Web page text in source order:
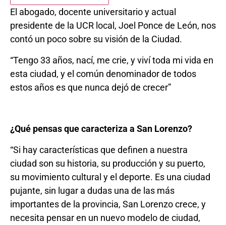
El abogado, docente universitario y actual
presidente de la UCR local, Joel Ponce de León, nos
contó un poco sobre su visión de la Ciudad.
“Tengo 33 años, nací, me crie, y viví toda mi vida en
esta ciudad, y el común denominador de todos
estos años es que nunca dejó de crecer”
¿Qué pensas que caracteriza a San Lorenzo?
“Si hay características que definen a nuestra
ciudad son su historia, su producción y su puerto,
su movimiento cultural y el deporte. Es una ciudad
pujante, sin lugar a dudas una de las más
importantes de la provincia, San Lorenzo crece, y
necesita pensar en un nuevo modelo de ciudad,